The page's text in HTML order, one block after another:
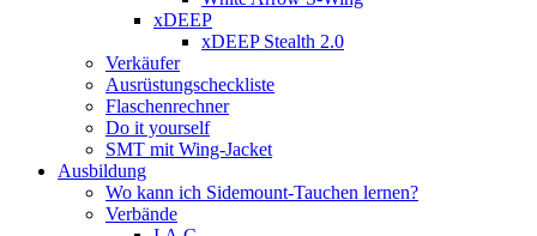
xDEEP
xDEEP Stealth 2.0
Verkäufer
Ausrüstungscheckliste
Flaschenrechner
Do it yourself
SMT mit Wing-Jacket
Ausbildung
Wo kann ich Sidemount-Tauchen lernen?
Verbände